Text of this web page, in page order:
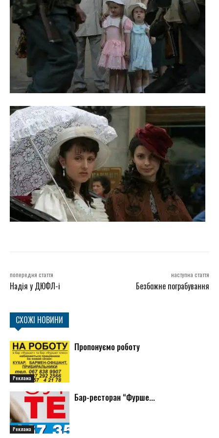
попередня стаття
Надія у ДЮФЛ-і
наступна стаття
Безбожне пограбування
СХОЖІ НОВИНИ
Реклама
Пропонуємо роботу
Реклама
Бар-ресторан “Фурше...